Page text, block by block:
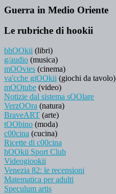
Guerra in Medio Oriente
Le rubriche di hookii
bhOOkii (libri)
g/audio (musica)
mOOvies (cinema)
va'cche giOOkii (giochi da tavolo)
mOOtube (video)
Notizie dal sistema sOOlare
VerzOOra (natura)
BraveART (arte)
tOObino (moda)
c00cina (cucina)
Ricette di c00cina
hOOkii Sport Club
Videogiookii
Venezia 82: le recensioni
Matematica per adulti
Speculum artis